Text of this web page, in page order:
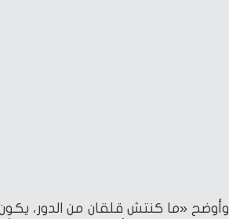
وأوضح «ما كنتش قلقان من الدور،